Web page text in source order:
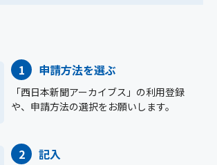
申請方法を選ぶ
「西日本新聞アーカイブス」の利用登録
や、申請方法の選択をお願いします。
記入